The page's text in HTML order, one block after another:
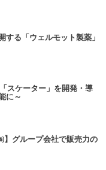
する「ウェルモット製薬」
スケーター」を開発・導
に～
】グループ会社で販売力の